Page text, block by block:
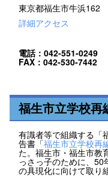
東京都福生市牛浜162
詳細アクセス
電話：042-551-0249
FAX：042-530-7442
福生市立学校再
有識者等で組織する「
告書「福生市立学校再
た。福生市・福生市教
っさっ子のために、50
の具現化に向けて取り